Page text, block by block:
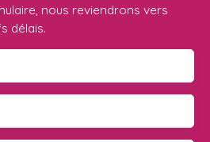
nous reviendrons vers
délais.